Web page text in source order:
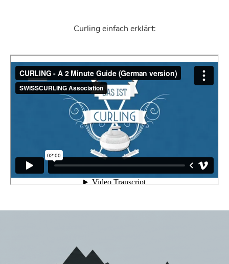
Curling einfach erklärt: